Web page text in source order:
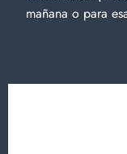
mañana o para